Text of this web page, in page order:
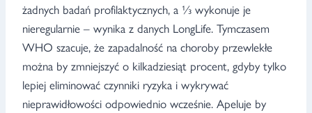
żadnych badań profilaktycznych, a ⅓ wykonuje je
nieregularnie – wynika z danych LongLife. Tymczasem
WHO szacuje, że zapadalność na choroby przewlekłe
można by zmniejszyć o kilkadziesiąt procent, gdyby tylko
lepiej eliminować czynniki ryzyka i wykrywać
nieprawidłowości odpowiednio wcześnie. Apeluje by